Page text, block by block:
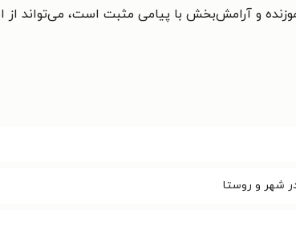
و آرامش‌بخش با پیامی مثبت است، می‌تواند از
شهر و روستا